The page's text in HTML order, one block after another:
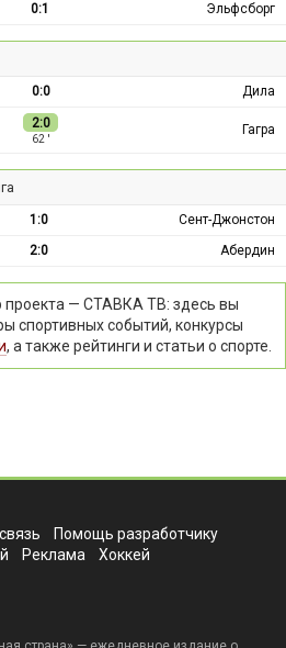
0:1 Эльфсборг
0:0 Дила
2:0
62 ′
Гагра
1:0
Сент-Джонстон
2:0 Абердин
— СТАВКА ТВ: здесь вы
спортивных событий, конкурсы
, а также рейтинги и статьи о спорте.
Помощь разработчику
Реклама Хоккей